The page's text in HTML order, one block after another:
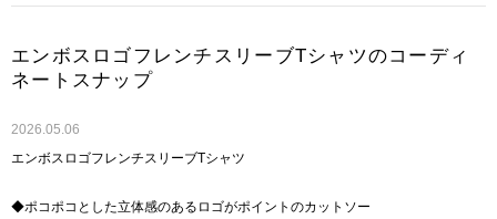
エンボスロゴフレンチスリーブTシャツのコーディ
ネートスナップ
2026.05.06
エンボスロゴフレンチスリーブTシャツ
◆ポコポコとした立体感のあるロゴがポイントのカットソー